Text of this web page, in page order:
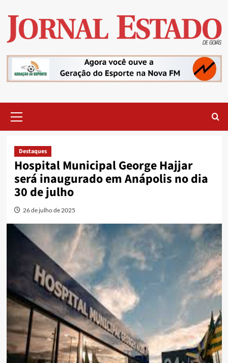
content
Menu
Destaques
Hospital Municipal George Hajjar
será inaugurado em Anápolis no dia
30 de julho
26 de julho de 2025